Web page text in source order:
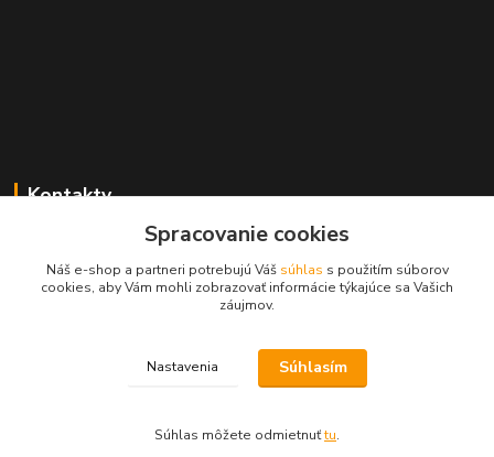
Kontakty
Zákaznícka podpora MADPARTS
+421 903 566 139
(Po-Pia, 8-17 hod.), (So 8-11 hod.)
Spracovanie cookies
Náš e-shop a partneri potrebujú Váš súhlas s použitím súborov
cookies, aby Vám mohli zobrazovať informácie týkajúce sa Vašich
záujmov.
Nastavenia Súhlasím
Súhlas môžete odmietnuťtu.